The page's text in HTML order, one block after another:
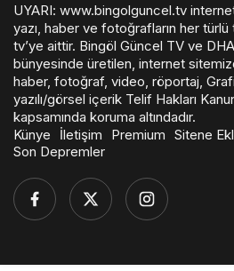
UYARI: www.bingolguncel.tv
yazı, haber ve fotoğrafların her
tv’ye aittir. Bingöl Güncel TV ve
bünyesinde üretilen, internet
haber, fotoğraf, video, röportaj,
yazılı/görsel içerik Telif Hakları
kapsamında koruma altındadır.
Künye
İletişim Premium Sitene
Son Depremler